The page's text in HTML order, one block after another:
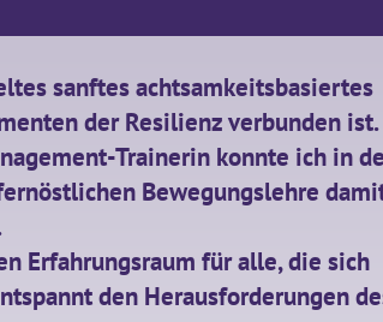
sanftes achtsamkeitsbasiertes
der Resilienz verbunden ist.
Trainerin konnte ich in
Bewegungslehre
Erfahrungsraum für alle, die sich
den Herausforderungen